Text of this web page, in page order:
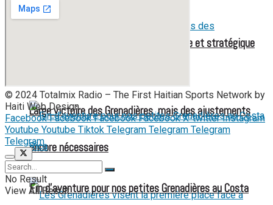
Large victoire des Grenadières, mais des ajustements
encore nécessaires
Mondial féminin 2027 : une liste élargie et stratégique
Fin d’aventure pour nos petites Grenadières au Costa
© 2024 Totalmix Radio – The First Haitian Sports Network by
Haiti Web Design.
Facebook Facebook Facebook Facebook X-twitter Instagram
Youtube Youtube Tiktok Telegram Telegram Telegram
Telegram
No Result
View All Result